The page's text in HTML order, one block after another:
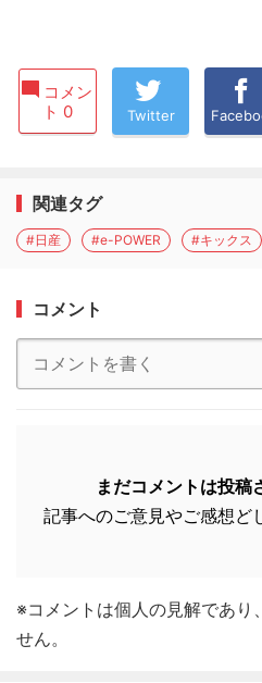
コメン
ト 0
Twitter
関連タグ
#日産 #e-POWER #キックス
コメント
まだコメントは投稿
記事へのご意見やご感想ど
※コメントは個人の見解であり
せん。